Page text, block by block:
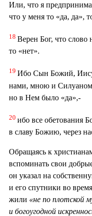
Или, что я
что у меня то «да, да»,
18 Верен Бог, что слово
то «нет».
19 Ибо Сын Божий,
нами, мною и
но в Нем было «да»,-
20 ибо все обетования
в славу Божию, через
Обращаясь к
вспоминать свои
он указал на
и его спутники во
жили «не по плотской
и богоугодной